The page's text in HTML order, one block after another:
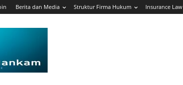
Berita dan Media Struktur Firma Hukum Insurance Law